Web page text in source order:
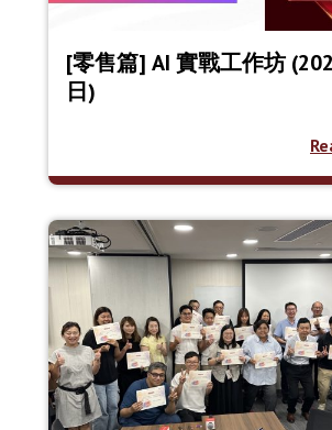
[零售篇] AI 實戰工作坊
日)